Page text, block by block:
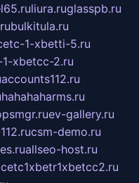
liura.ruglasspb.ru
bulkitula.ru
1-xbetti-5.ru
xbetcc-2.ru
accounts112.ru
hahahaharms.ru
ev-gallery.ru
csm-demo.ru
allseo-host.ru